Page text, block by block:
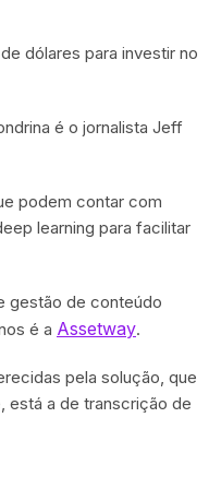
dólares para investir no
é o jornalista Jeff
podem contar com
learning para facilitar
gestão de conteúdo
é a Assetway.
pela solução, que
está a de transcrição de